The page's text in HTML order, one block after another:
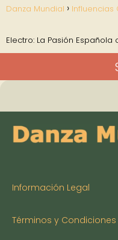
Danza Mundial Influencias
Electro: La Pasión
Información Legal
Términos y Condiciones